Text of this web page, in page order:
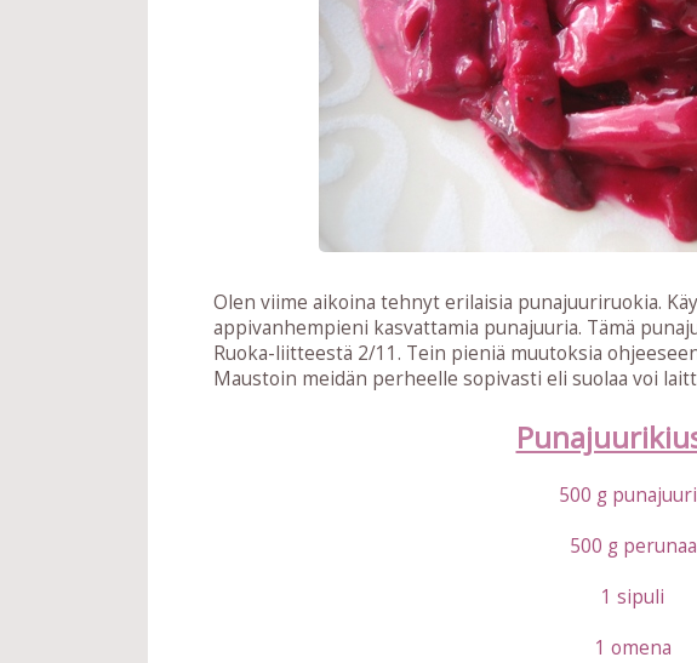
Olen viime aikoina tehnyt erilaisia punajuuriruokia.
appivanhempieni kasvattamia punajuuria. Tämä
Ruoka-liitteestä 2/11. Tein pieniä muutoksia
Maustoin meidän perheelle sopivasti eli suolaa voi
500 g
500 g perunaa
1 sipuli
1 omena